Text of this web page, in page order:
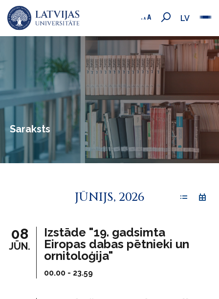
LV
Saraksts
JŪNIJS, 2026
08
JŪN.
Izstāde "19. gadsimta
Eiropas dabas pētnieki un
ornitoloģija"
00.00 - 23.59